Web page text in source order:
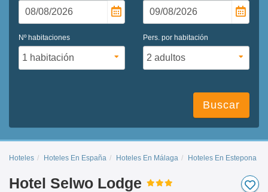
Nº habitaciones Pers. por habitación
Buscar
Hoteles Hoteles En España Hoteles En Málaga Hoteles En Estepona
Hotel Selwo Lodge